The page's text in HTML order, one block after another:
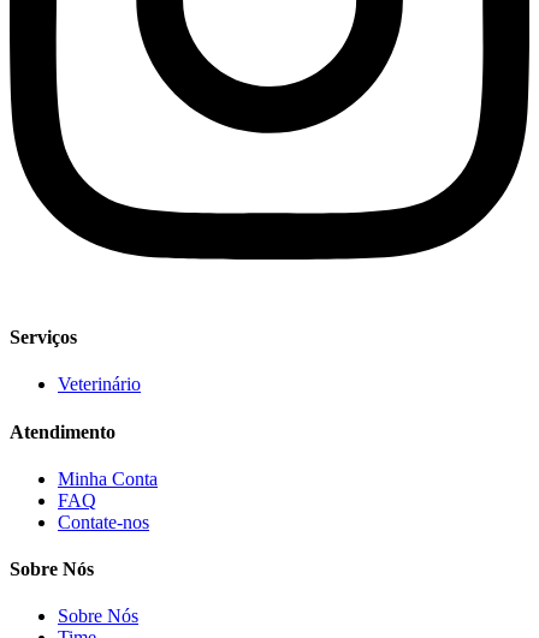
Serviços
Veterinário
Atendimento
Minha Conta
FAQ
Contate-nos
Sobre Nós
Sobre Nós